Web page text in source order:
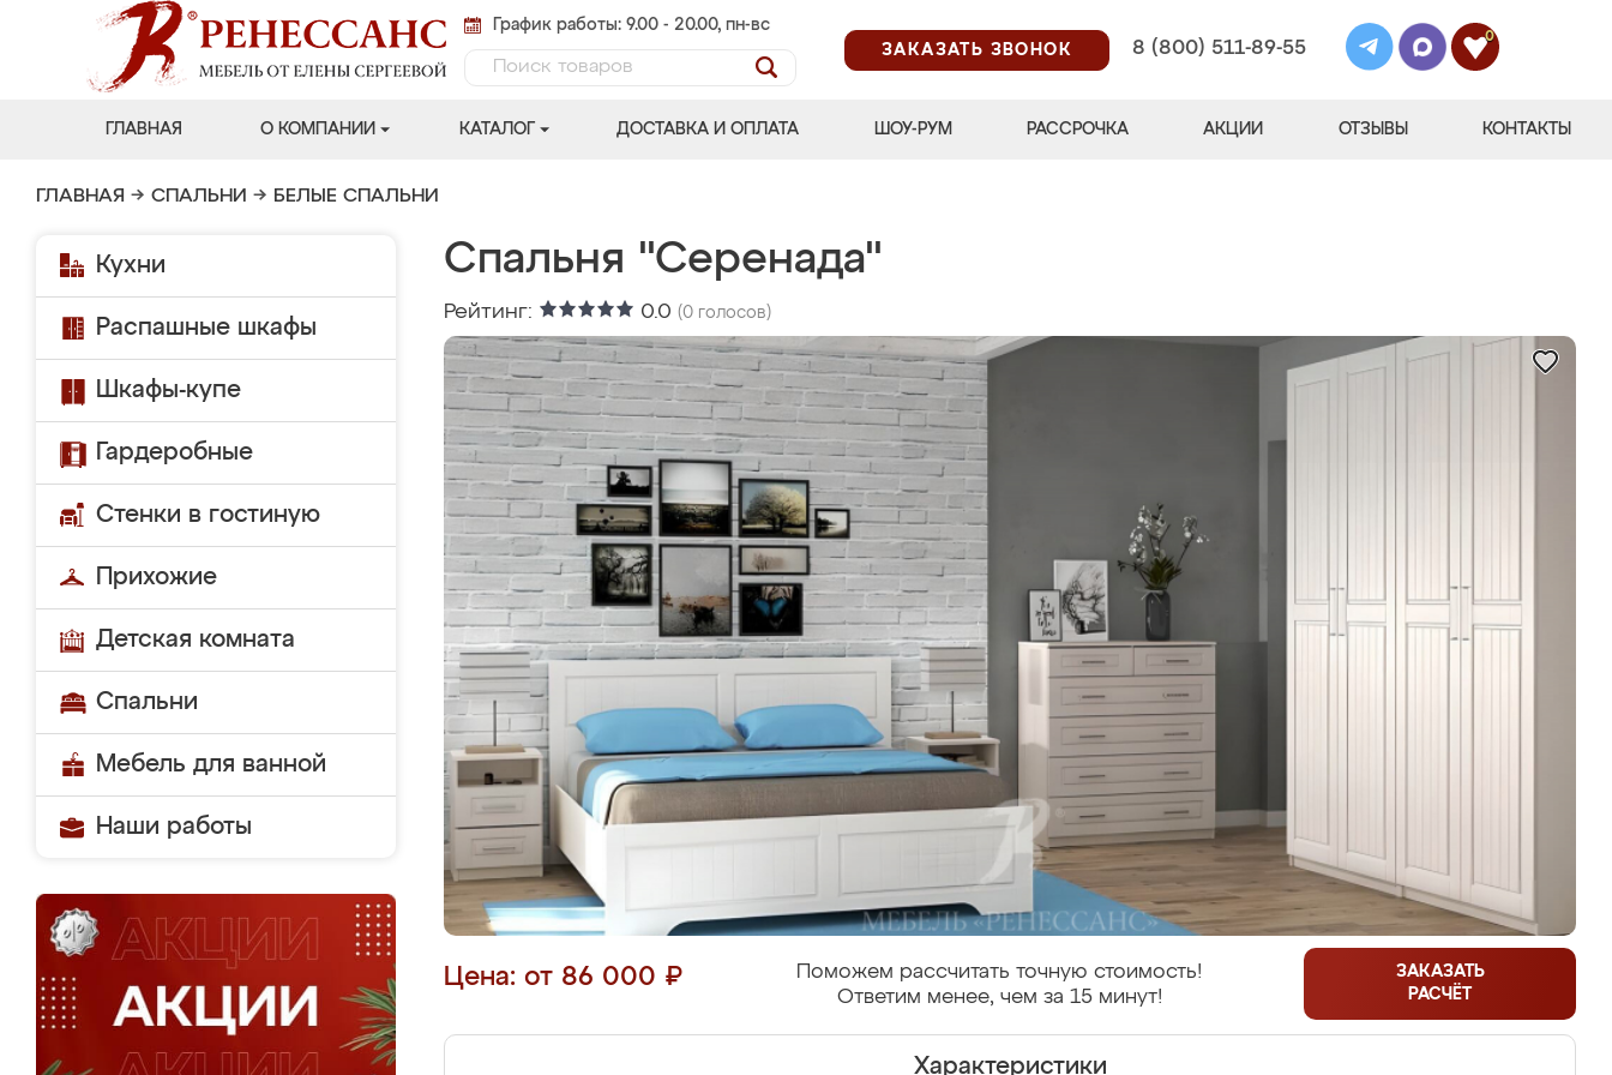
График работы: 9.00 - 20.00, пн-вс
ЗАКАЗАТЬ ЗВОНОК
8 (800) 511-89-55
0
ГЛАВНАЯ О КОМПАНИИ КАТАЛОГ ДОСТАВКА И ОПЛАТА ШОУ-РУМ РАССРОЧКА АКЦИИ ОТЗЫВЫ КОНТАКТЫ
ГЛАВНАЯ → СПАЛЬНИ → БЕЛЫЕ СПАЛЬНИ
Кухни
Распашные шкафы
Шкафы-купе
Гардеробные
Стенки в гостиную
Прихожие
Детская комната
Спальни
Мебель для ванной
Наши работы
Спальня "Серенада"
Рейтинг: 0.0 (0 голосов)
Цена: от 86 000 ₽
Поможем рассчитать точную стоимость!
Ответим менее, чем за 15 минут!
ЗАКАЗАТЬ
РАСЧЁТ
Характеристики